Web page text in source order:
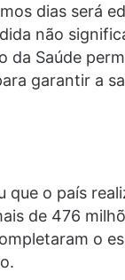
dias será
não
da Saúde
garantir a
o país
de 476
o